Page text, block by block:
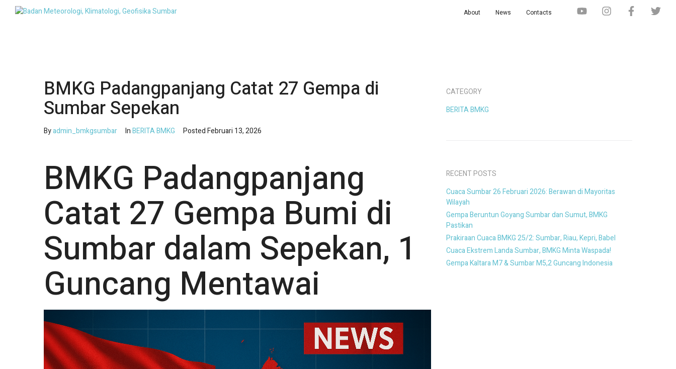
About News Contacts
BMKG Padangpanjang Catat 27 Gempa di
Sumbar Sepekan
Byadmin_bmkgsumbar InBERITA BMKG PostedFebruari 13, 2026
BMKG Padangpanjang
Catat 27 Gempa Bumi di
Sumbar dalam Sepekan, 1
Guncang Mentawai
CATEGORY
BERITA BMKG
RECENT POSTS
Cuaca Sumbar 26 Februari 2026: Berawan di Mayoritas
Wilayah
Gempa Beruntun Goyang Sumbar dan Sumut, BMKG
Pastikan
Prakiraan Cuaca BMKG 25/2: Sumbar, Riau, Kepri, Babel
Cuaca Ekstrem Landa Sumbar, BMKG Minta Waspada!
Gempa Kaltara M7 & Sumbar M5,2 Guncang Indonesia